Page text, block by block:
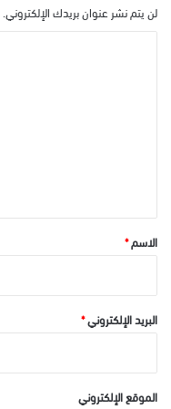
لن يتم نشر عنوان بريدك الإلكتروني.
*الاسم*
البريد الإلكتروني*
الموقع الإلكتروني